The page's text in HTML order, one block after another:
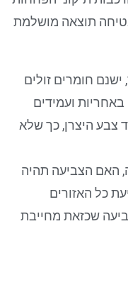
תוצאה מושלמת
חומרים זולים
באחריות ועמידים
צבע היצרן, כך שלא
האם הצביעה תהיה
כל האזורים
שכזאת מחייבת